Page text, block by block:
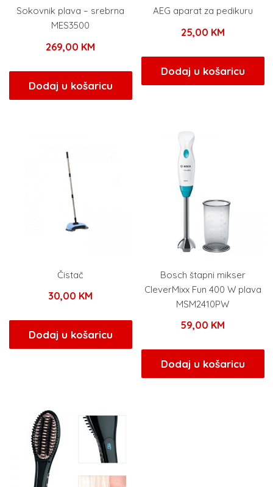
Sokovnik plava – srebrna
MES3500
269,00 KM
Dodaj u košaricu
AEG aparat za pedikuru
25,00 KM
Dodaj u košaricu
Čistač
30,00 KM
Dodaj u košaricu
Bosch štapni mikser
CleverMixx Fun 400 W plava
MSM2410PW
59,00 KM
Dodaj u košaricu